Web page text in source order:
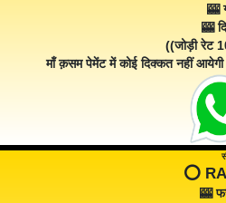
🎰
🎰
((जोड़ी रेट
माँ क़सम पेमेंट में कोई दिक्कत नहीं आयेगी
⭕️
🎰